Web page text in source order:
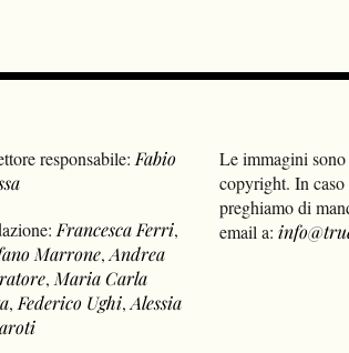
responsabile:Fabio
Francesca Ferri,
Marrone,Andrea
,Maria Carla
,Federico Ughi,Alessia
Le immagini
copyright. In
preghiamo di
email a: